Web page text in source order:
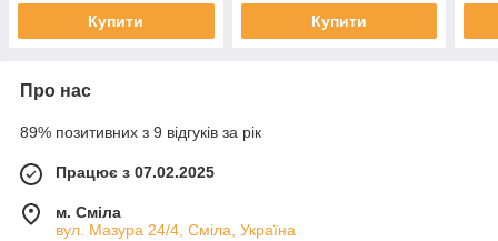
Купити Купити
Про нас
89% позитивних з 9 відгуків за рік
Працює з 07.02.2025
м. Сміла
вул. Мазура 24/4, Сміла, Україна